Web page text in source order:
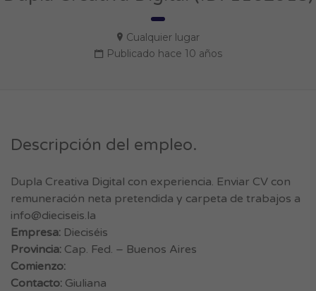
Cualquier lugar
Publicado hace 10 años
Descripción del empleo.
Dupla Creativa Digital con experiencia. Enviar CV con
remuneración neta pretendida y carpeta de trabajos a
info@dieciseis.la
Empresa: Dieciséis
Provincia: Cap. Fed. – Buenos Aires
Comienzo:
Contacto: Giuliana